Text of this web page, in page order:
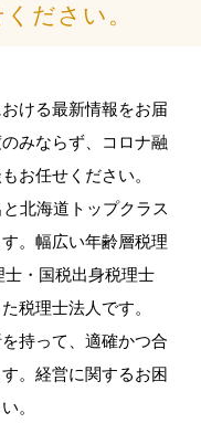
ださい。
ける最新情報をお届
みならず、コロナ融
お任せください。
北海道トップクラス
。幅広い年齢層税理
・国税出身税理士
税理士法人です。
持って、適確かつ合
。経営に関するお困
。